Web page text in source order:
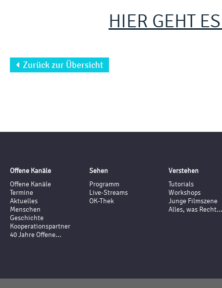
HIER GEHT
Zurück zur Übersicht
Offene Kanäle
Offene Kanäle
Termine
Aktuelles
Menschen
Geschichte
Kooperationspartner
40 Jahre Offene...
Sehen
Programm
Live-Streams
OK-Thek
Verstehen
Tutorials
Workshops
Junge Filmszene
Alles, was Recht...